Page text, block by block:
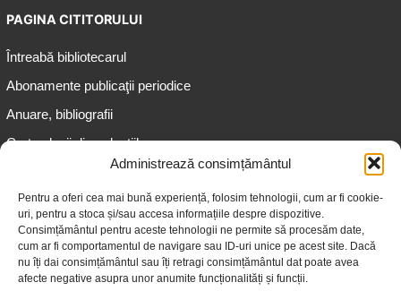
Administrează consimțământul
Pentru a oferi cea mai bună experiență, folosim tehnologii, cum ar fi cookie-
uri, pentru a stoca și/sau accesa informațiile despre dispozitive.
Consimțământul pentru aceste tehnologii ne permite să procesăm date,
cum ar fi comportamentul de navigare sau ID-uri unice pe acest site. Dacă
nu îți dai consimțământul sau îți retragi consimțământul dat poate avea
afecte negative asupra unor anumite funcționalități și funcții.
PAGINA CITITORULUI
Întreabă bibliotecarul
Abonamente publicaţii periodice
Anuare, bibliografii
Cartea lunii din colecțiile
Informații pentru adolescenți
Informații pentru adulți
Informații pentru seniori